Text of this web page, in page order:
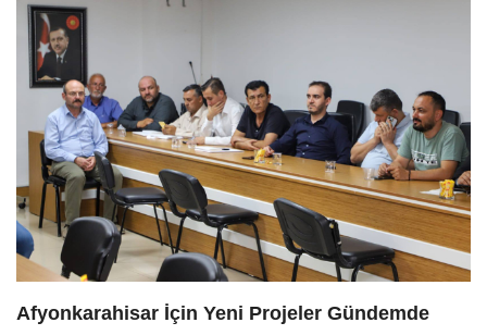
Afyonkarahisar İçin Yeni Projeler Gündemde